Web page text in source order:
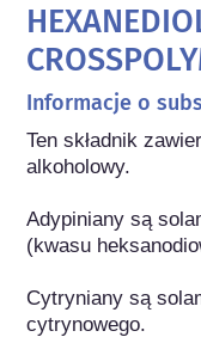
Informacje o
Ten składnik
alkoholowy.
Adypiniany są
(kwasu
Cytryniany są
cytrynowego.